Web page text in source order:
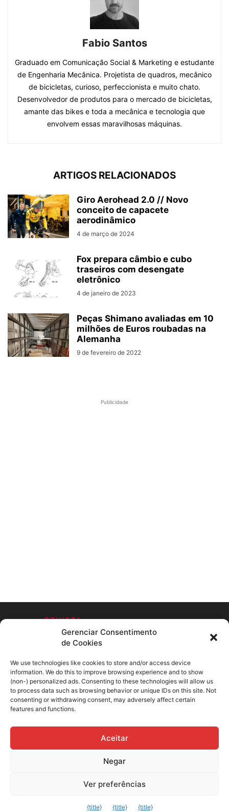
Fabio Santos
Graduado em Comunicação Social & Marketing e estudante
de Engenharia Mecânica. Projetista de quadros, mecânico
de bicicletas, curioso, perfeccionista e muito chato.
Desenvolvedor de produtos para o mercado de bicicletas,
amante das bikes e toda a mecânica e tecnologia que
envolvem essas maravilhosas máquinas.
ARTIGOS RELACIONADOS
Giro Aerohead 2.0 // Novo
conceito de capacete
aerodinâmico
4 de março de 2024
Fox prepara câmbio e cubo
traseiros com desengate
eletrônico
4 de janeiro de 2023
Peças Shimano avaliadas em 10
milhões de Euros roubadas na
Alemanha
9 de fevereiro de 2022
Publicidade
SOBRE NÓS
Flickr
Twitter
Gerenciar Consentimento
de Cookies
We use technologies like cookies to store and/or access device
information. We do this to improve browsing experience and to show
(non-) personalized ads. Consenting to these technologies will allow us
to process data such as browsing behavior or unique IDs on this site. Not
consenting or withdrawing consent, may adversely affect certain
features and functions.
Aceitar
Negar
Ver preferências
{title} {title} {title}
Sair da versão mobile